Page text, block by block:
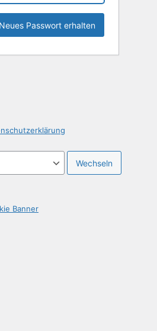
Banner